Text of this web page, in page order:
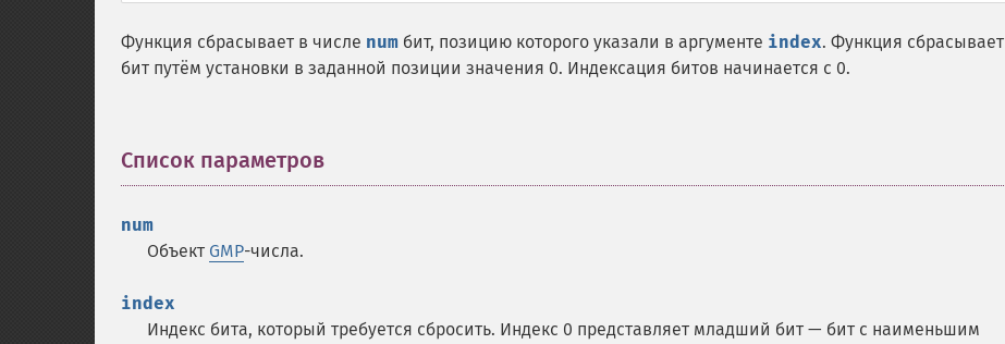
Функция сбрасывает в числе num бит, позицию которого указали в аргументе index. Функция сбрасывает
бит путём установки в заданной позиции значения 0. Индексация битов начинается с 0.
Список параметров
num
Объект GMP-числа.
index
Индекс бита, который требуется сбросить. Индекс 0 представляет младший бит — бит с наименьшим